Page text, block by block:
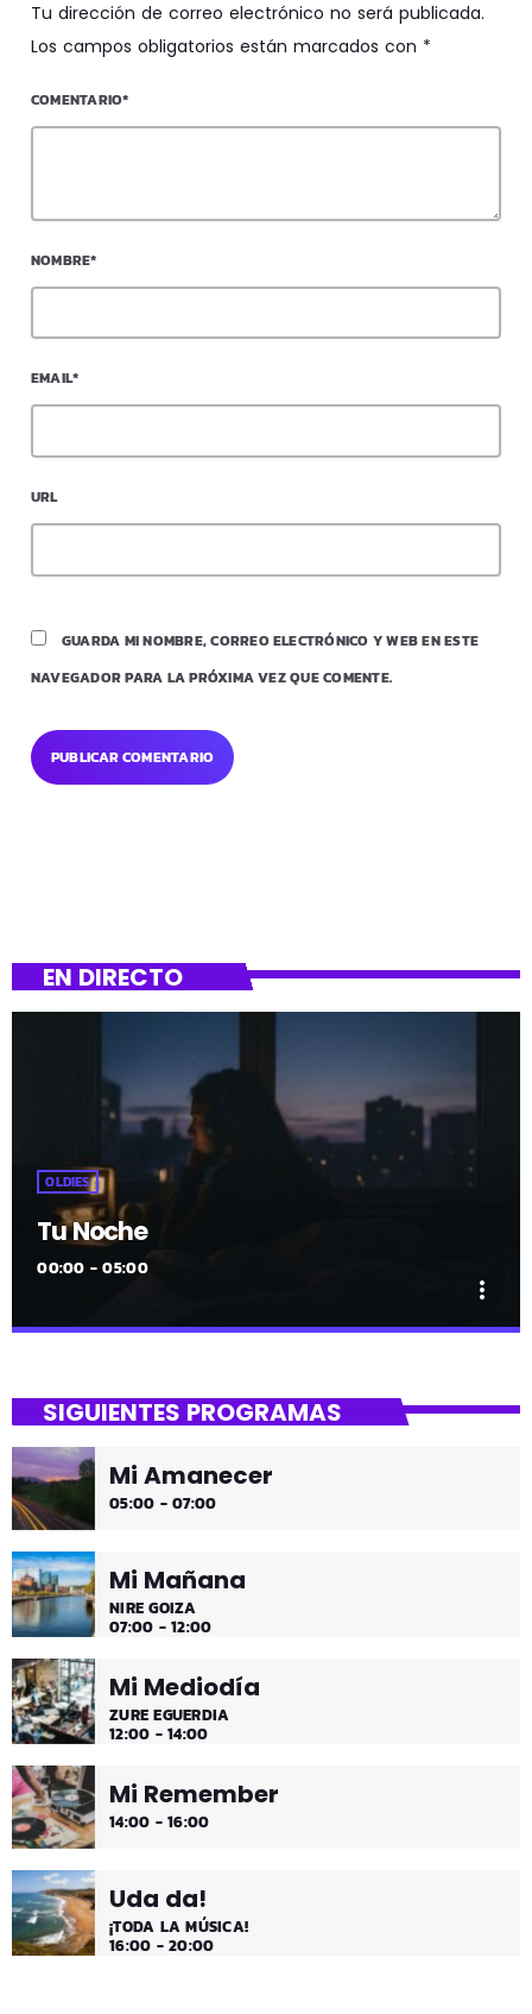
Tu dirección de correo electrónico no será publicada.
Los campos obligatorios están marcados con *
COMENTARIO*
NOMBRE*
EMAIL*
URL
GUARDA MI NOMBRE, CORREO ELECTRÓNICO Y WEB EN ESTE
NAVEGADOR PARA LA PRÓXIMA VEZ QUE COMENTE.
EN DIRECTO
OLDIES
Tu Noche
00:00 - 05:00
more_vert
gure gaua
Desconecta y disfruta cada madrugada de la música
más tranquila.
SIGUIENTES PROGRAMAS
Mi Amanecer
05:00 - 07:00
Mi Mañana
NIRE GOIZA
07:00 - 12:00
Mi Mediodía
ZURE EGUERDIA
12:00 - 14:00
Mi Remember
14:00 - 16:00
Uda da!
¡TODA LA MÚSICA!
16:00 - 20:00